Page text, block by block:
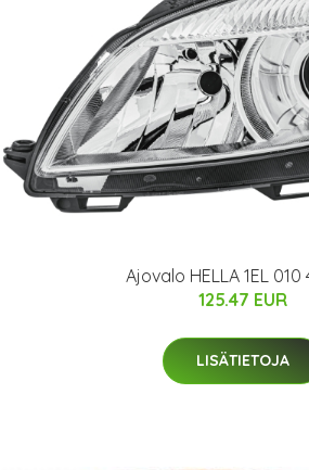
Ajovalo HELLA 1EL 010
125.47 EUR
LISÄTIETOJA